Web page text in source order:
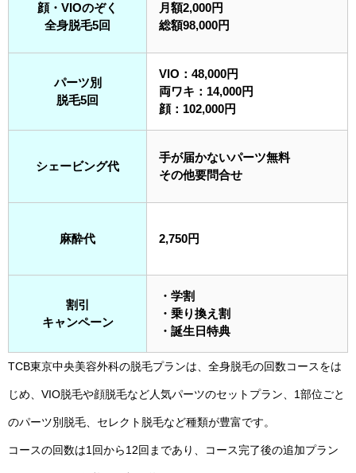
顔・VIOのぞく
全身脱毛5回
月額2,000円
総額98,000円
パーツ別
脱毛5回
VIO：48,000円
両ワキ：14,000円
顔：102,000円
シェービング代
手が届かないパーツ無料
その他要問合せ
麻酔代 2,750円
割引
キャンペーン
・学割
・乗り換え割
・誕生日特典
TCB東京中央美容外科の脱毛プランは、全身脱毛の回数コースをは
じめ、VIO脱毛や顔脱毛など人気パーツのセットプラン、1部位ごと
のパーツ別脱毛、セレクト脱毛など種類が豊富です。
コースの回数は1回から12回まであり、コース完了後の追加プラン